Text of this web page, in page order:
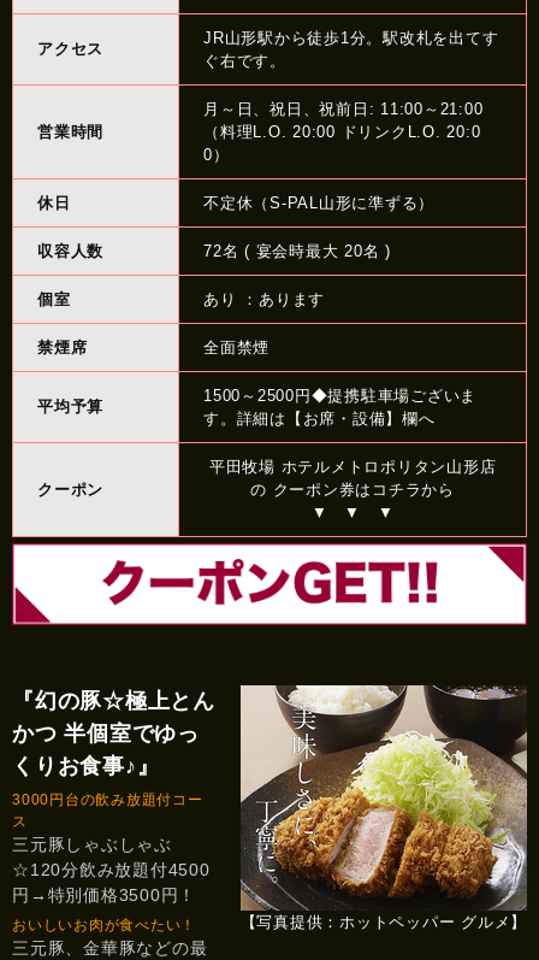
アクセス
JR山形駅から徒歩1分。駅改札を出てす
ぐ右です。
営業時間
月～日、祝日、祝前日: 11:00～21:00
（料理L.O. 20:00 ドリンクL.O. 20:0
0）
休日 不定休（S-PAL山形に準ずる）
収容人数 72名 ( 宴会時最大 20名 )
個室 あり ：あります
禁煙席 全面禁煙
平均予算
1500～2500円◆提携駐車場ございま
す。詳細は【お席・設備】欄へ
クーポン
平田牧場 ホテルメトロポリタン山形店
の クーポン券はコチラから
▼ ▼ ▼
【写真提供：ホットペッパー グルメ】
『幻の豚☆極上とん
かつ 半個室でゆっ
くりお食事♪』
3000円台の飲み放題付コー
ス
三元豚しゃぶしゃぶ
☆120分飲み放題付4500
円→特別価格3500円！
おいしいお肉が食べたい！
三元豚、金華豚などの最